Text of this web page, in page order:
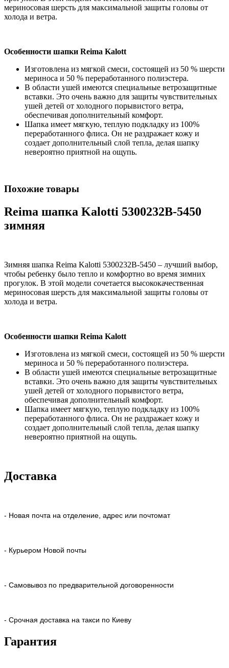
мериносовая шерсть для максимальной защиты головы от
холода и ветра.
Особенности шапки Reima Kalott
Изготовлена из мягкой смеси, состоящей из 50 % шерсти
мериноса и 50 % переработанного полиэстера.
В области ушей имеются специальные ветрозащитные
вставки. Это очень важно для защиты чувствительных
ушей детей от холодного порывистого ветра,
обеспечивая дополнительный комфорт.
Шапка имеет мягкую, теплую подкладку из 100%
переработанного флиса. Он не раздражает кожу и
создает дополнительный слой тепла, делая шапку
невероятно приятной на ощупь.
Похожие товары
Reima шапка Kalotti 5300232B-5450
зимняя
Зимняя шапка Reima Kalotti 5300232B-5450 – лучший выбор,
чтобы ребенку было тепло и комфортно во время зимних
прогулок. В этой модели сочетается высококачественная
мериносовая шерсть для максимальной защиты головы от
холода и ветра.
Особенности шапки Reima Kalott
Изготовлена из мягкой смеси, состоящей из 50 % шерсти
мериноса и 50 % переработанного полиэстера.
В области ушей имеются специальные ветрозащитные
вставки. Это очень важно для защиты чувствительных
ушей детей от холодного порывистого ветра,
обеспечивая дополнительный комфорт.
Шапка имеет мягкую, теплую подкладку из 100%
переработанного флиса. Он не раздражает кожу и
создает дополнительный слой тепла, делая шапку
невероятно приятной на ощупь.
Доставка
- Новая почта на отделение, адрес или почтомат
- Курьером Новой почты
- Самовывоз по предварительной договоренности
- Срочная доставка на такси по Киеву
Гарантия